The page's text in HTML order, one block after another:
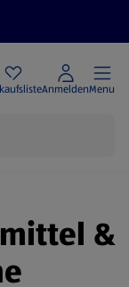
AnmeldenMenu
&